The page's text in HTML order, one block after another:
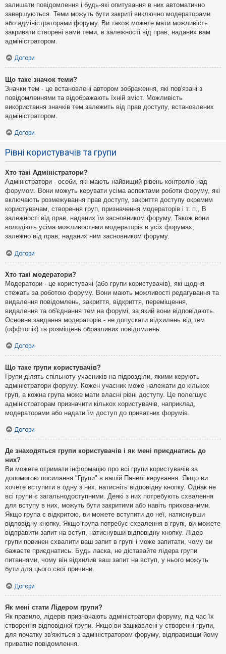
залишати повідомлення і будь-які опитування в них автоматично
завершуються. Теми можуть бути закриті виключно модераторами
або адміністраторами форуму. Ви також можете мати можливість
закривати створені вами теми, в залежності від прав, наданих вам
адміністратором.
Догори
Що таке значок теми?
Значки тем - це встановлені автором зображення, які пов'язані з
повідомленнями та відображають їхній зміст. Можливість
використання значків тем залежить від прав доступу, встановлених
адміністратором.
Догори
Рівні користувачів та групи
Хто такі Адміністратори?
Адміністратори - особи, які мають найвищий рівень контролю над
форумом. Вони можуть керувати усіма аспектами роботи форуму, які
включають розмежування прав доступу, закриття доступу окремим
користувачам, створення груп, призначення модераторів і т. п., В
залежності від прав, наданих їм засновником форуму. Також вони
володіють усіма можливостями модераторів в усіх форумах,
залежно від прав, наданих ним засновником форуму.
Догори
Хто такі модератори?
Модератори - це користувачі (або групи користувачів), які щодня
стежать за роботою форуму. Вони мають можливості редагування та
видалення повідомлень, закриття, відкриття, переміщення,
видалення та об'єднання тем на форумі, за який вони відповідають.
Основне завдання модераторів - не допускати відхилень від тем
(оффтопік) та розміщень образливих повідомлень.
Догори
Що таке групи користувачів?
Групи ділять спільноту учасників на підрозділи, якими керують
адміністратори форуму. Кожен учасник може належати до кількох
груп, а кожна група може мати власні рівні доступу. Це полегшує
адміністраторам призначити кількох користувачів, наприклад,
модераторами або надати їм доступ до приватних форумів.
Догори
Де знаходяться групи користувачів і як мені приєднатись до
них?
Ви можете отримати інформацію про всі групи користувачів за
допомогою посилання "Групи" в вашій Панелі керування. Якщо ви
хочете вступити в одну з них, натисніть відповідну кнопку. Однак не
всі групи є загальнодоступними. Деякі з них потребують схвалення
для вступу в них, можуть бути закритими або навіть прихованими.
Якщо група є відкритою, ви можете вступити до неї, натиснувши
відповідну кнопку. Якщо група потребує схвалення в групі, ви можете
відправити запит на вступ, натиснувши відповідну кнопку. Лідер
групи повинен схвалити ваш запит в групі і може запитати, чому ви
бажаєте приєднатись. Будь ласка, не діставайте лідера групи
питаннями, чому він відхилив ваш запит на вступ, у нього можуть
бути для цього свої причини.
Догори
Як мені стати Лідером групи?
Як правило, лідерів призначають адміністратори форуму, під час їх
створення відповідної групи. Якщо ви зацікавлені у створенні групи,
для початку зв'яжіться з адміністратором форуму, відправивши йому
приватне повідомлення.